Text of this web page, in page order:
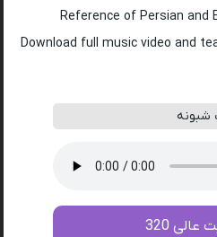
Reference of Persian and
Download full music video and
شبونه
320